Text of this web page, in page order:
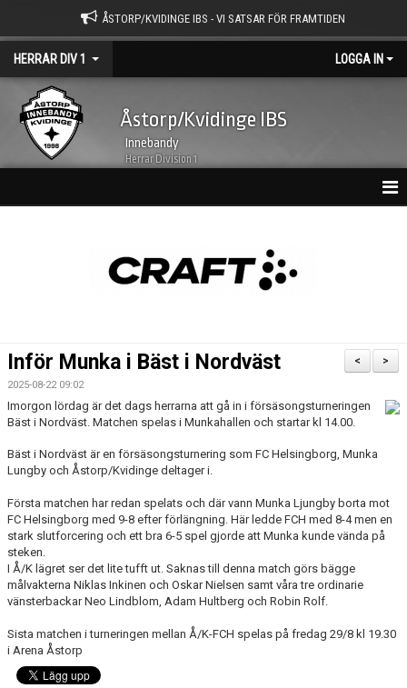
ÅSTORP/KVIDINGE IBS - VI SATSAR FÖR FRAMTIDEN
HERRAR DIV 1 LOGGA IN
Åstorp/Kvidinge IBS
Innebandy
Herrar Division 1
BILDGALLERI
DOKUMENT
KONTAKT
MATCHER
SERIETABELL
>
<
Inför Munka i Bäst i Nordväst
2025-08-22 09:02
Imorgon lördag är det dags herrarna att gå in i försäsongsturneringen
Bäst i Nordväst. Matchen spelas i Munkahallen och startar kl 14.00.
Bäst i Nordväst är en försäsongsturnering som FC Helsingborg, Munka
Lungby och Åstorp/Kvidinge deltager i.
Första matchen har redan spelats och där vann Munka Ljungby borta mot
FC Helsingborg med 9-8 efter förlängning. Här ledde FCH med 8-4 men en
stark slutforcering och ett bra 6-5 spel gjorde att Munka kunde vända på
steken.
I Å/K lägret ser det lite tufft ut. Saknas till denna match görs bägge
målvakterna Niklas Inkinen och Oskar Nielsen samt våra tre ordinarie
vänsterbackar Neo Lindblom, Adam Hultberg och Robin Rolf.
Sista matchen i turneringen mellan Å/K-FCH spelas på fredag 29/8 kl 19.30
i Arena Åstorp